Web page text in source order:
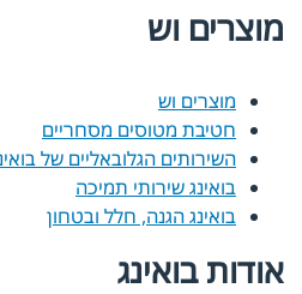
מוצרים וש
מוצרים וש
חטיבת מטוסים מסחריים
השירותים הגלובאליים של
בואינג שירותי תמיכה
בואינג הגנה, חלל ובטחון
אודות בואינג